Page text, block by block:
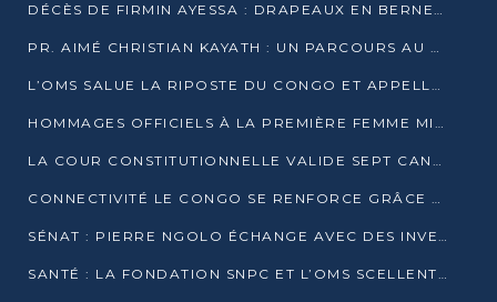
DÉCÈS DE FIRMIN AYESSA : DRAPEAUX EN BERNE LUNDI
PR. AIMÉ CHRISTIAN KAYATH : UN PARCOURS AU SERVICE DE LA RECHERCHE ET DE L’INNOVATION
L’OMS SALUE LA RIPOSTE DU CONGO ET APPELLE À DES RÉFORMES DURABLES
HOMMAGES OFFICIELS À LA PREMIÈRE FEMME MINISTRE DU CONGO
LA COUR CONSTITUTIONNELLE VALIDE SEPT CANDIDATURES POUR LA PRÉSIDENTIELLE
CONNECTIVITÉ LE CONGO SE RENFORCE GRÂCE AU CÂBLE 2AFRICA
SÉNAT : PIERRE NGOLO ÉCHANGE AVEC DES INVESTISSEURS DU NUMÉRIQUE
SANTÉ : LA FONDATION SNPC ET L’OMS SCELLENT UN PARTENARIAT STRATÉGIQUE DE TROIS ANS